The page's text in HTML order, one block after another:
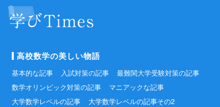
高校数学の美しい物語
基本的な記事 入試対策の記事
最難関大学受験対策の記事
数学オリンピック対策の記事
マニアックな記事
大学数学レベルの記事
大学数学レベルの記事その2